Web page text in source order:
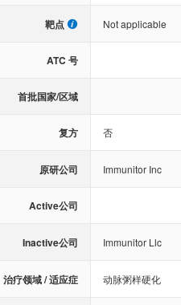
靶点 Not applicable
ATC 号
首批国家/区域
复方 否
原研公司 Immunitor Inc
Active公司
Inactive公司 Immunitor Llc
治疗领域 / 适应症 动脉粥样硬化